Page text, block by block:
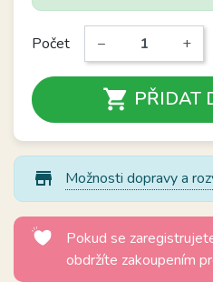
Počet − +
 PŘIDAT
store_mall_directory Možnosti dopravy a
Pokud se
obdržíte zakoupením